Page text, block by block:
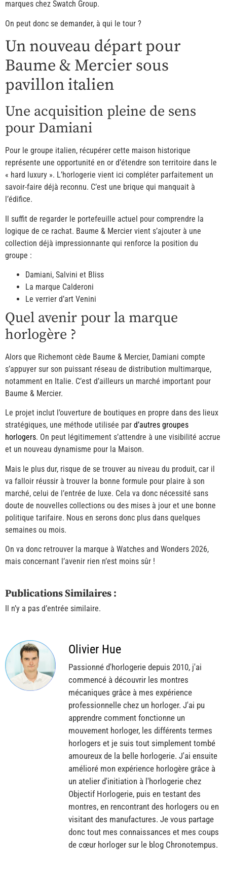
marques chez Swatch Group.
On peut donc se demander, à qui le tour ?
Un nouveau départ pour
Baume & Mercier sous
pavillon italien
Une acquisition pleine de sens
pour Damiani
Pour le groupe italien, récupérer cette maison historique
représente une opportunité en or d’étendre son territoire dans le
« hard luxury ». L’horlogerie vient ici compléter parfaitement un
savoir-faire déjà reconnu. C’est une brique qui manquait à
l’édifice.
Il suffit de regarder le portefeuille actuel pour comprendre la
logique de ce rachat. Baume & Mercier vient s’ajouter à une
collection déjà impressionnante qui renforce la position du
groupe :
Damiani, Salvini et Bliss
La marque Calderoni
Le verrier d’art Venini
Quel avenir pour la marque
horlogère ?
Alors que Richemont cède Baume & Mercier, Damiani compte
s’appuyer sur son puissant réseau de distribution multimarque,
notamment en Italie. C’est d’ailleurs un marché important pour
Baume & Mercier.
Le projet inclut l’ouverture de boutiques en propre dans des lieux
stratégiques, une méthode utilisée par d’autres groupes
horlogers. On peut légitimement s’attendre à une visibilité accrue
et un nouveau dynamisme pour la Maison.
Mais le plus dur, risque de se trouver au niveau du produit, car il
va falloir réussir à trouver la bonne formule pour plaire à son
marché, celui de l’entrée de luxe. Cela va donc nécessité sans
doute de nouvelles collections ou des mises à jour et une bonne
politique tarifaire. Nous en serons donc plus dans quelques
semaines ou mois.
On va donc retrouver la marque à Watches and Wonders 2026,
mais concernant l’avenir rien n’est moins sûr !
Publications Similaires :
Il n’y a pas d’entrée similaire.
Olivier Hue
Passionné d'horlogerie depuis 2010, j'ai
commencé à découvrir les montres
mécaniques grâce à mes expérience
professionnelle chez un horloger. J'ai pu
apprendre comment fonctionne un
mouvement horloger, les différents termes
horlogers et je suis tout simplement tombé
amoureux de la belle horlogerie. J'ai ensuite
amélioré mon expérience horlogère grâce à
un atelier d'initiation à l'horlogerie chez
Objectif Horlogerie, puis en testant des
montres, en rencontrant des horlogers ou en
visitant des manufactures. Je vous partage
donc tout mes connaissances et mes coups
de cœur horloger sur le blog Chronotempus.